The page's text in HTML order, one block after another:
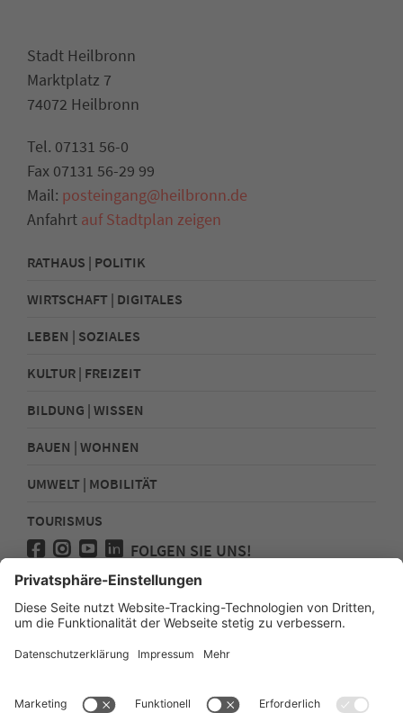
Stadt Heilbronn
Marktplatz 7
74072 Heilbronn
Tel. 07131 56-0
Fax 07131 56-29 99
Mail: posteingang@heilbronn.de
Anfahrt auf Stadtplan zeigen
RATHAUS | POLITIK
WIRTSCHAFT | DIGITALES
LEBEN | SOZIALES
KULTUR | FREIZEIT
BILDUNG | WISSEN
BAUEN | WOHNEN
UMWELT | MOBILITÄT
TOURISMUS
FOLGEN SIE UNS!
Presse
Kontakt
Impressum
Sitemap